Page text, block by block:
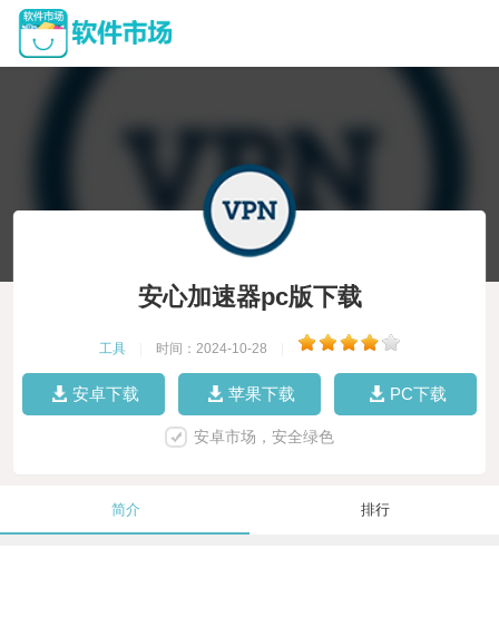
安心加速器pc版下载
工具 时间：2024-10-28
安卓下载 苹果下载 PC下载
安卓市场，安全绿色
简介 排行